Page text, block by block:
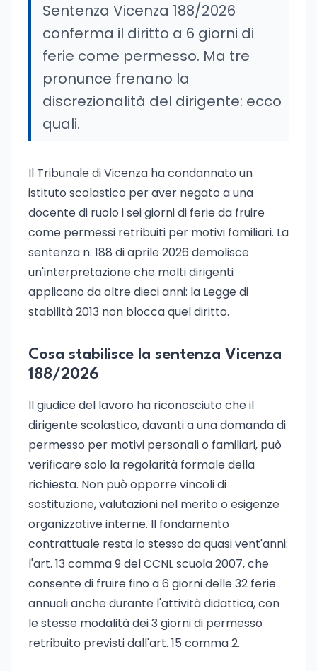
Sentenza Vicenza 188/2026
conferma il diritto a 6 giorni di
ferie come permesso. Ma tre
pronunce frenano la
discrezionalità del dirigente: ecco
quali.
Il Tribunale di Vicenza ha condannato un
istituto scolastico per aver negato a una
docente di ruolo i sei giorni di ferie da fruire
come permessi retribuiti per motivi familiari. La
sentenza n. 188 di aprile 2026 demolisce
un'interpretazione che molti dirigenti
applicano da oltre dieci anni: la Legge di
stabilità 2013 non blocca quel diritto.
Cosa stabilisce la sentenza Vicenza
188/2026
Il giudice del lavoro ha riconosciuto che il
dirigente scolastico, davanti a una domanda di
permesso per motivi personali o familiari, può
verificare solo la regolarità formale della
richiesta. Non può opporre vincoli di
sostituzione, valutazioni nel merito o esigenze
organizzative interne. Il fondamento
contrattuale resta lo stesso da quasi vent'anni:
l'art. 13 comma 9 del CCNL scuola 2007, che
consente di fruire fino a 6 giorni delle 32 ferie
annuali anche durante l'attività didattica, con
le stesse modalità dei 3 giorni di permesso
retribuito previsti dall'art. 15 comma 2.